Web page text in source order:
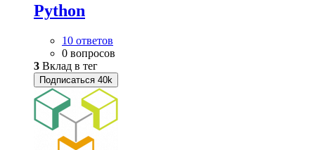
Python
10 ответов
0 вопросов
3 Вклад в тег
Подписаться 40k